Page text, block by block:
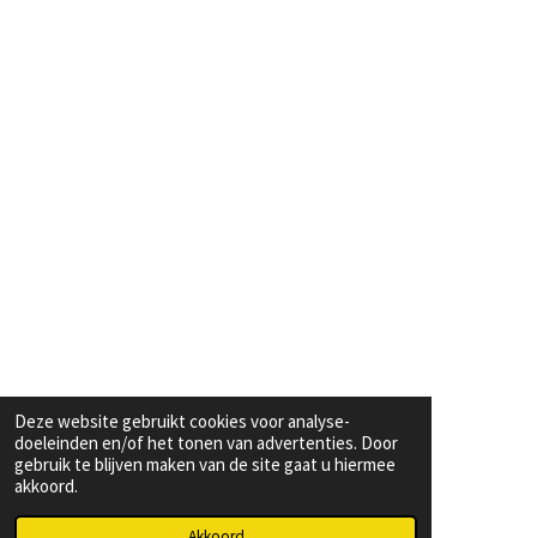
Deze website gebruikt cookies voor analyse-
doeleinden en/of het tonen van advertenties. Door
gebruik te blijven maken van de site gaat u hiermee
akkoord.